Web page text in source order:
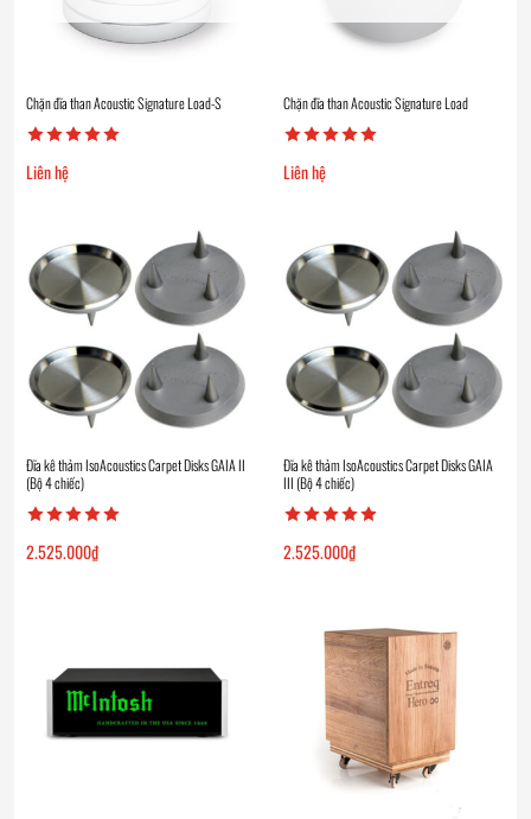
Chặn đĩa than Acoustic Signature Load-S
Liên hệ
Chặn đĩa than Acoustic Signature Load
Liên hệ
Đĩa kê thảm IsoAcoustics Carpet Disks GAIA II
(Bộ 4 chiếc)
2.525.000₫
Đĩa kê thảm IsoAcoustics Carpet Disks GAIA
III (Bộ 4 chiếc)
2.525.000₫